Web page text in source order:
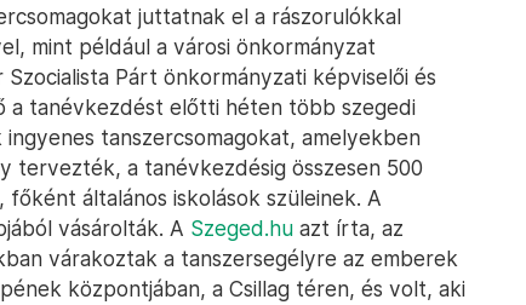
juttatnak el a rászorulókkal
mint például a városi önkormányzat
Párt önkormányzati képviselői és
a tanévkezdést előtti héten több szegedi
tanszercsomagokat, amelyekben
tervezték, a tanévkezdésig összesen 500
általános iskolások szüleinek. A
vásárolták. A Szeged.hu azt írta, az
várakoztak a tanszersegélyre az emberek
központjában, a Csillag téren, és volt, aki